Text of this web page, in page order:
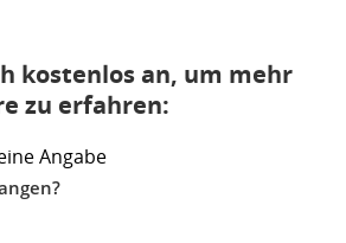
kostenlos an, um mehr
zu erfahren:
Angabe